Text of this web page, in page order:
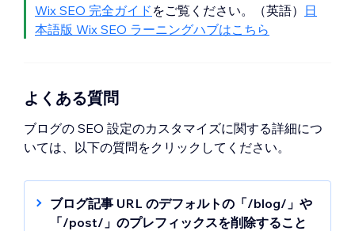
Wix SEO 完全ガイド をご覧ください。（英語） 日
本語版 Wix SEO ラーニングハブはこちら
よくある質問
ブログの SEO 設定のカスタマイズに関する詳細につ
いては、以下の質問をクリックしてください。
ブログ記事 URL のデフォルトの「/blog/」や
「/post/」のプレフィックスを削除すること